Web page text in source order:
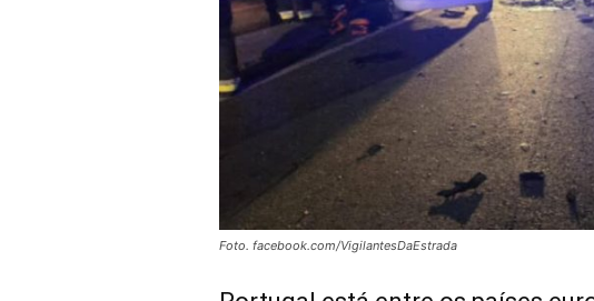
Foto. facebook.com/VigilantesDaEstrada